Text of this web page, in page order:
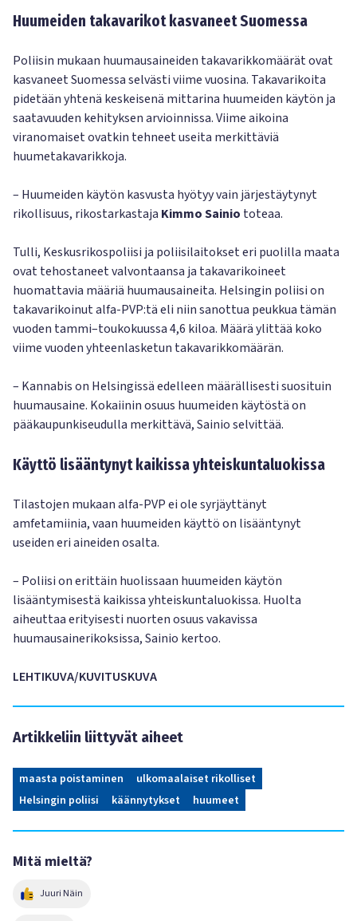
Huumeiden takavarikot kasvaneet Suomessa
Poliisin mukaan huumausaineiden takavarikkomäärät ovat
kasvaneet Suomessa selvästi viime vuosina. Takavarikoita
pidetään yhtenä keskeisenä mittarina huumeiden käytön ja
saatavuuden kehityksen arvioinnissa. Viime aikoina
viranomaiset ovatkin tehneet useita merkittäviä
huumetakavarikkoja.
– Huumeiden käytön kasvusta hyötyy vain järjestäytynyt
rikollisuus, rikostarkastaja Kimmo Sainio toteaa.
Tulli, Keskusrikospoliisi ja poliisilaitokset eri puolilla maata
ovat tehostaneet valvontaansa ja takavarikoineet
huomattavia määriä huumausaineita. Helsingin poliisi on
takavarikoinut alfa-PVP:tä eli niin sanottua peukkua tämän
vuoden tammi–toukokuussa 4,6 kiloa. Määrä ylittää koko
viime vuoden yhteenlasketun takavarikkomäärän.
– Kannabis on Helsingissä edelleen määrällisesti suosituin
huumausaine. Kokaiinin osuus huumeiden käytöstä on
pääkaupunkiseudulla merkittävä, Sainio selvittää.
Käyttö lisääntynyt kaikissa yhteiskuntaluokissa
Tilastojen mukaan alfa-PVP ei ole syrjäyttänyt
amfetamiinia, vaan huumeiden käyttö on lisääntynyt
useiden eri aineiden osalta.
– Poliisi on erittäin huolissaan huumeiden käytön
lisääntymisestä kaikissa yhteiskuntaluokissa. Huolta
aiheuttaa erityisesti nuorten osuus vakavissa
huumausainerikoksissa, Sainio kertoo.
LEHTIKUVA/KUVITUSKUVA
Artikkeliin liittyvät aiheet
maasta poistaminen
ulkomaalaiset rikolliset
Helsingin poliisi
käännytykset huumeet
Mitä mieltä?
Juuri Näin